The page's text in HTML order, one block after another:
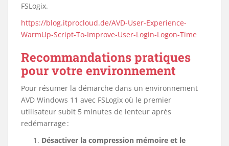
FSLogix.
https://blog.itprocloud.de/AVD-User-Experience-
WarmUp-Script-To-Improve-User-Login-Logon-Time
Recommandations pratiques
pour votre environnement
Pour résumer la démarche dans un environnement
AVD Windows 11 avec FSLogix où le premier
utilisateur subit 5 minutes de lenteur après
redémarrage :
Désactiver la compression mémoire et le